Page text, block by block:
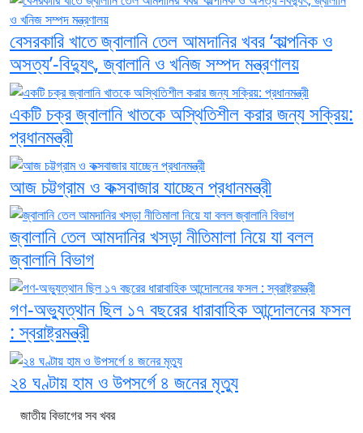
বেসরকারি খাতে জ্বালানি তেল আমদানির খবর ‘কাল্পনিক ও
অসত্য’-বিদ্যুৎ, জ্বালানি ও খনিজ সম্পদ মন্ত্রণালয়
একটি চক্র জ্বালানি খাতকে অস্থিতিশীল করার জন্য সক্রিয়:
প্রধানমন্ত্রী
আজ চট্টগ্রাম ও কক্সবাজার যাচ্ছেন প্রধানমন্ত্রী
জ্বালানি তেল আমদানির খসড়া নীতিমালা নিয়ে যা বলল
জ্বালানি বিভাগ
গণ-অভ্যুত্থান ছিল ১৭ বছরের ধারাবাহিক আন্দোলনের ফসল
: স্বরাষ্ট্রমন্ত্রী
২৪ ঘণ্টায় হাম ও উপসর্গে ৪ জনের মৃত্যু
জাতীয় বিভাগের সব খবর